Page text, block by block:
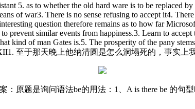
5. as to whether the old hard ware is to be replaced
of war3. There is no sense refusing to accept it4.
question therefore remains as to how far
prevent similar events from happiness.3. Learn to
kind of man Gates is.5. The prosperity of the pany
至于那天晚上他纳清圆是怎么洞塌死的，事实
原题是询问语法be的用法：1、A is there be 的句型